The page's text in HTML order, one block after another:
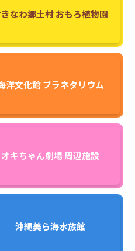
なわ郷土村 おもろ植物園
洋文化館 プラネタリウム
オキちゃん劇場 周辺施設
沖縄美ら海水族館